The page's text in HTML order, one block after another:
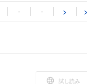
・ ・ >
試し読み